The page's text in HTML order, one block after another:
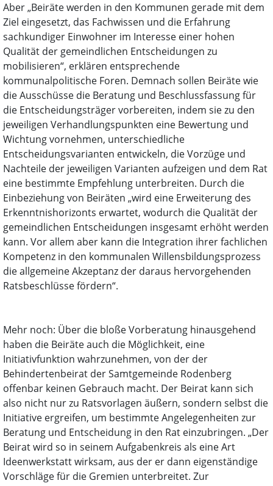
Aber „Beiräte werden in den Kommunen gerade mit dem
Ziel eingesetzt, das Fachwissen und die Erfahrung
sachkundiger Einwohner im Interesse einer hohen
Qualität der gemeindlichen Entscheidungen zu
mobilisieren“, erklären entsprechende
kommunalpolitische Foren. Demnach sollen Beiräte wie
die Ausschüsse die Beratung und Beschlussfassung für
die Entscheidungsträger vorbereiten, indem sie zu den
jeweiligen Verhandlungspunkten eine Bewertung und
Wichtung vornehmen, unterschiedliche
Entscheidungsvarianten entwickeln, die Vorzüge und
Nachteile der jeweiligen Varianten aufzeigen und dem Rat
eine bestimmte Empfehlung unterbreiten. Durch die
Einbeziehung von Beiräten „wird eine Erweiterung des
Erkenntnishorizonts erwartet, wodurch die Qualität der
gemeindlichen Entscheidungen insgesamt erhöht werden
kann. Vor allem aber kann die Integration ihrer fachlichen
Kompetenz in den kommunalen Willensbildungsprozess
die allgemeine Akzeptanz der daraus hervorgehenden
Ratsbeschlüsse fördern“.
Mehr noch: Über die bloße Vorberatung hinausgehend
haben die Beiräte auch die Möglichkeit, eine
Initiativfunktion wahrzunehmen, von der der
Behindertenbeirat der Samtgemeinde Rodenberg
offenbar keinen Gebrauch macht. Der Beirat kann sich
also nicht nur zu Ratsvorlagen äußern, sondern selbst die
Initiative ergreifen, um bestimmte Angelegenheiten zur
Beratung und Entscheidung in den Rat einzubringen. „Der
Beirat wird so in seinem Aufgabenkreis als eine Art
Ideenwerkstatt wirksam, aus der er dann eigenständige
Vorschläge für die Gremien unterbreitet. Zur